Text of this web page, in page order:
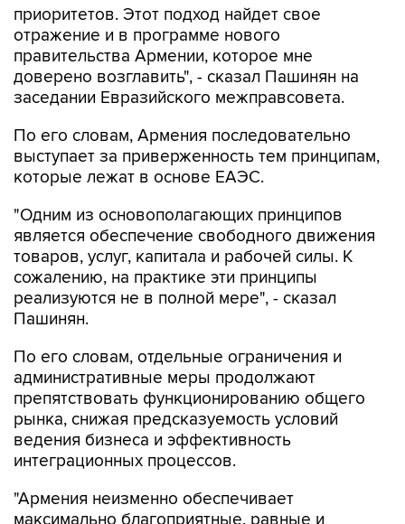
приоритетов. Этот подход найдет свое
отражение и в программе нового
правительства Армении, которое мне
доверено возглавить", - сказал Пашинян на
заседании Евразийского межправсовета.
По его словам, Армения последовательно
выступает за приверженность тем принципам,
которые лежат в основе ЕАЭС.
"Одним из основополагающих принципов
является обеспечение свободного движения
товаров, услуг, капитала и рабочей силы. К
сожалению, на практике эти принципы
реализуются не в полной мере", - сказал
Пашинян.
По его словам, отдельные ограничения и
административные меры продолжают
препятствовать функционированию общего
рынка, снижая предсказуемость условий
ведения бизнеса и эффективность
интеграционных процессов.
"Армения неизменно обеспечивает